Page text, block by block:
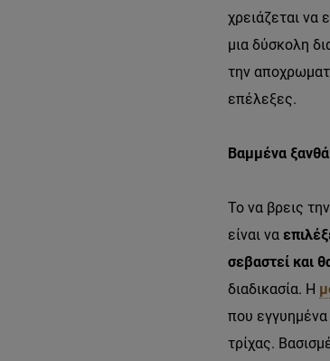
χρειάζεται να
μια δύσκολη
την
επέλεξες.
Βαμμένα
Το να βρεις
είναι να
σεβαστεί και
διαδικασία. Η
που εγγυημένα
τρίχας.